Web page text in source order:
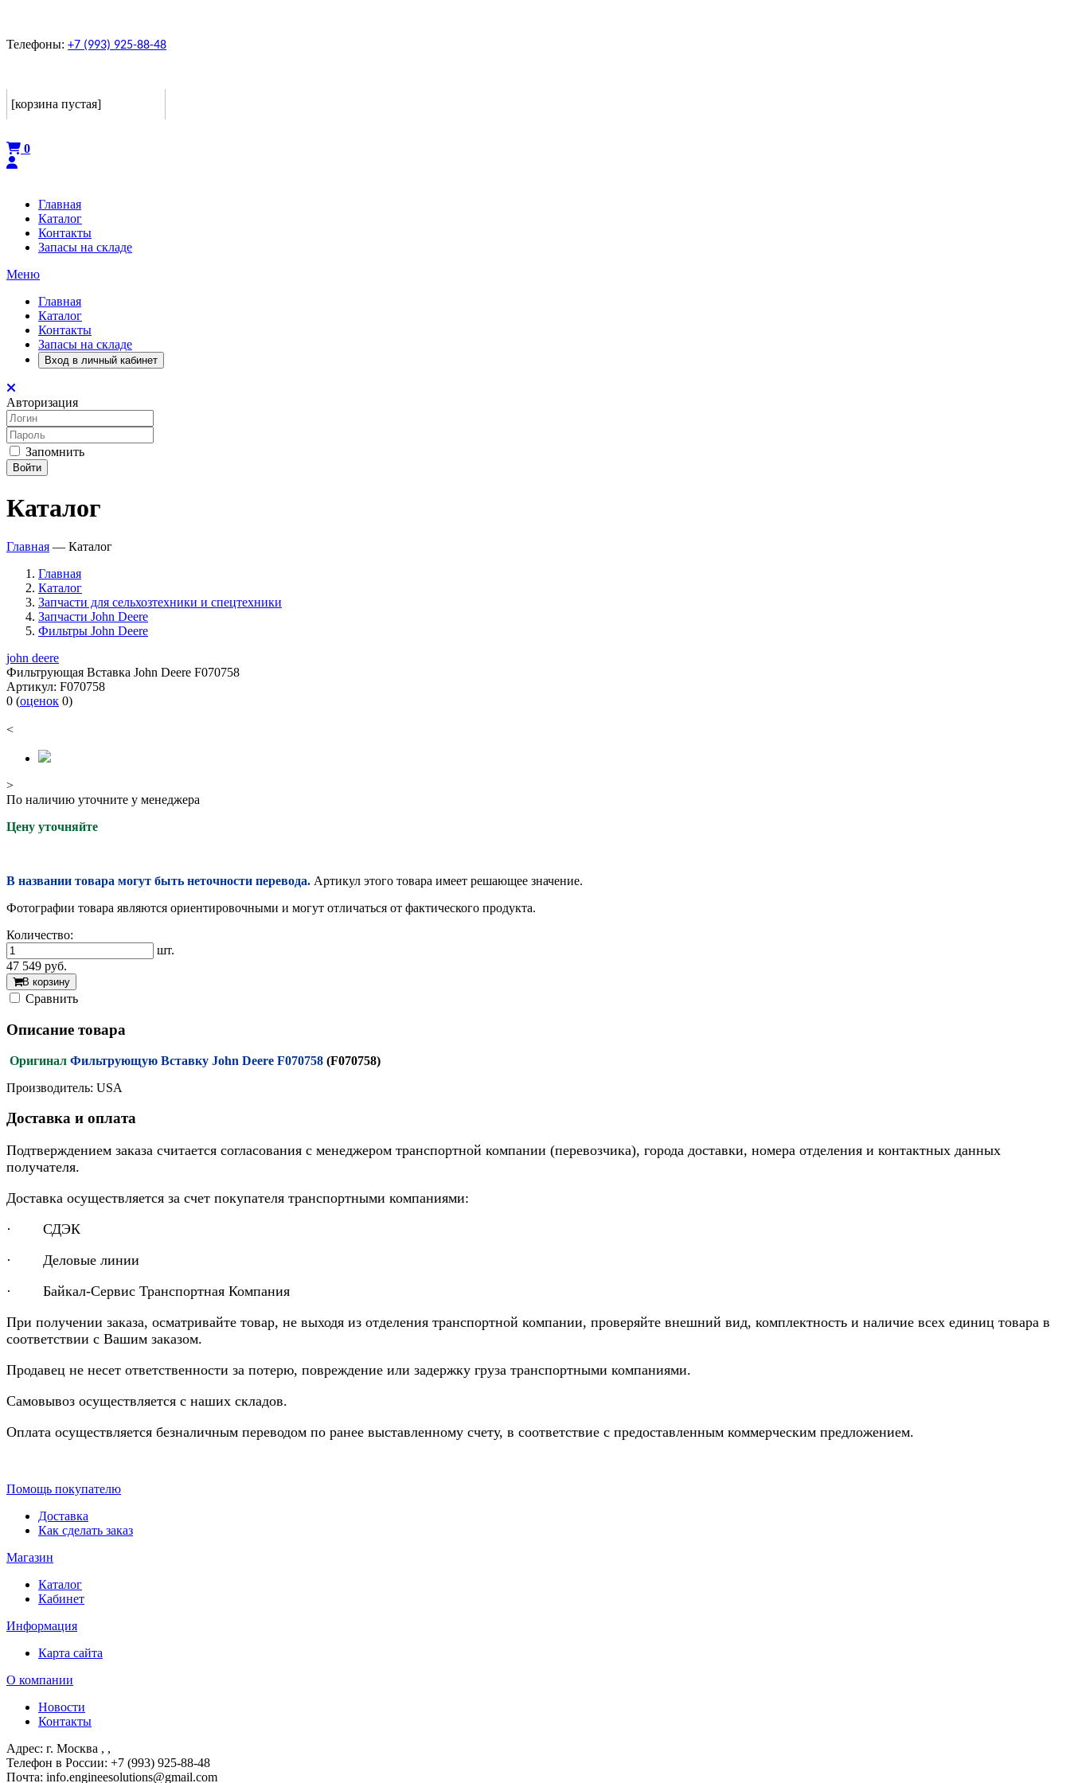
Телефоны: +7 (993) 925-88-48
[корзина пустая]
0
Главная
Каталог
Контакты
Запасы на складе
Меню
Главная
Каталог
Контакты
Запасы на складе
Вход в личный кабинет
Авторизация
Запомнить
Войти
Каталог
Главная — Каталог
Главная
Каталог
Запчасти для сельхозтехники и спецтехники
Запчасти John Deere
Фильтры John Deere
john deere
Фильтрующая Вставка John Deere F070758
Артикул: F070758
0 (оценок 0)
<
>
По наличию уточните у менеджера
Цену уточняйте
В названии товара могут быть неточности перевода. Артикул этого товара имеет решающее значение.
Фотографии товара являются ориентировочными и могут отличаться от фактического продукта.
Количество:
шт.
47 549 руб.
В корзину
Cравнить
Описание товара
Оригинал Фильтрующую Вставку John Deere F070758 (F070758)
Производитель: USA
Доставка и оплата
Подтверждением заказа считается согласования с менеджером транспортной компании (перевозчика), города доставки, номера отделения и контактных данных
получателя.
Доставка осуществляется за счет покупателя транспортными компаниями:
· СДЭК
· Деловые линии
· Байкал-Сервис Транспортная Компания
При получении заказа, осматривайте товар, не выходя из отделения транспортной компании, проверяйте внешний вид, комплектность и наличие всех единиц товара в
соответствии с Вашим заказом.
Продавец не несет ответственности за потерю, повреждение или задержку груза транспортными компаниями.
Самовывоз осуществляется с наших складов.
Оплата осуществляется безналичным переводом по ранее выставленному счету, в соответствие с предоставленным коммерческим предложением.
Помощь покупателю
Доставка
Как сделать заказ
Магазин
Каталог
Кабинет
Информация
Карта сайта
О компании
Новости
Контакты
Адрес: г. Москва , ,
Телефон в России: +7 (993) 925-88-48
Почта: info.engineesolutions@gmail.com